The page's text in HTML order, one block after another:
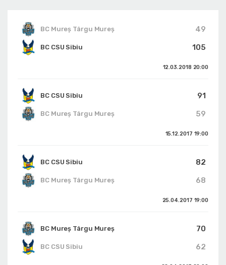
BC Mureș Târgu Mureș
49
105
BC CSU Sibiu
12.03.2018 20:00
BC CSU Sibiu
91
59
BC Mureș Târgu Mureș
15.12.2017 19:00
BC CSU Sibiu
82
68
BC Mureș Târgu Mureș
25.04.2017 19:00
BC Mureș Târgu Mureș
70
62
BC CSU Sibiu